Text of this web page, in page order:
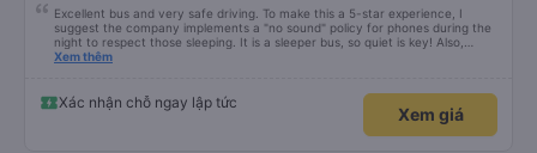
Excellent bus and very safe driving. To make this a 5-star experience, I
suggest the company implements a "no sound" policy for phones during the
night to respect those sleeping. It is a sleeper bus, so quiet is key! Also,
please display the Wi-Fi password clearly inside the cabin for convenience. I
quy định rõ ràng về việc giữ im lặng (tắt âm thanh điện thoại) vào ban đêm
để tránh làm phiền hành khách khác ngủ. Ngoài ra, nhà xe nên dán sẵn mật
khẩu Wi-Fi trong xe để hành khách dễ dàng sử dụng. Tôi vẫn sẽ tiếp tục ủng
Xem thêm
Xác nhận chỗ ngay lập tức
Xem giá